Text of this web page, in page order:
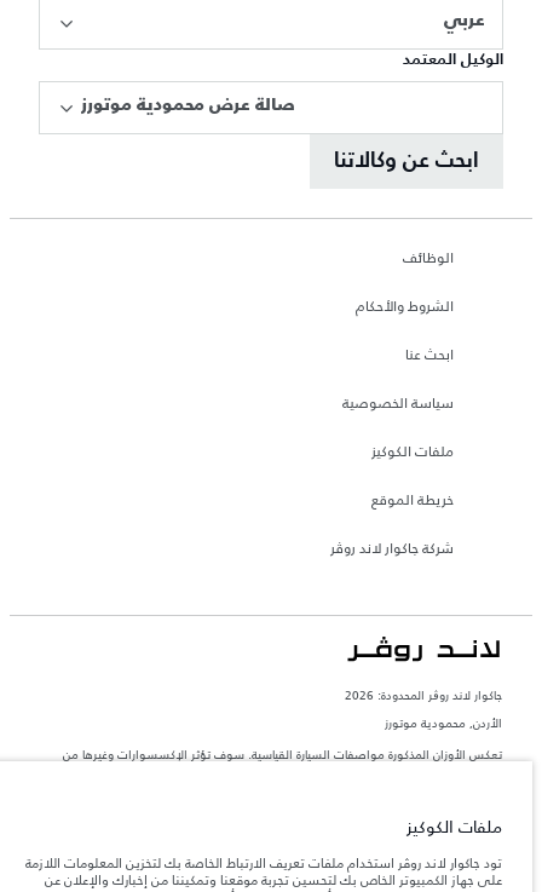
عربي
الوكيل المعتمد
صالة عرض محمودية موتورز
ابحث عن وكالاتنا
الوظائف
الشروط والأحكام
ابحث عنا
سياسة الخصوصية
ملفات الكوكيز
خريطة الموقع
شركة جاكوار لاند روڤر
جاكوار لاند روڨر المحدودة: 2026
الأردن, محمودية موتورز
تعكس الأوزان المذكورة مواصفات السيارة القياسية. سوف تؤثر الإكسسوارات وغيرها من
المعلومات والمواصفات والأسعار والألوان المذكورة على هذا الموقع قد تختلف من بلد إلى
آخر، كما أنّها قد تتغير بدون إشعار مسبق. الرجاء التواصل مع وكيلنا المحلي للتأكد من توفّرها
ملفات الكوكيز
تود جاكوار لاند روڤر استخدام ملفات تعريف الارتباط الخاصة بك لتخزين المعلومات اللازمة
على جهاز الكمبيوتر الخاص بك لتحسين تجربة موقعنا وتمكيننا من إخبارك والإعلان عن